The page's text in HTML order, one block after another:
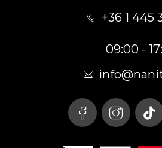
+36 1 445
09:00 -
info@